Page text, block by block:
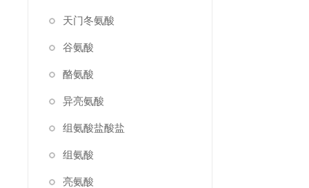
天门冬氨酸
谷氨酸
酪氨酸
异亮氨酸
组氨酸盐酸盐
组氨酸
亮氨酸